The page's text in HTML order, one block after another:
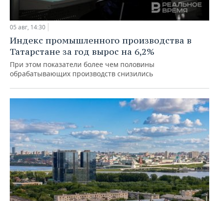
05 авг, 14:30
Индекс промышленного производства в
Татарстане за год вырос на 6,2%
При этом показатели более чем половины
обрабатывающих производств снизились